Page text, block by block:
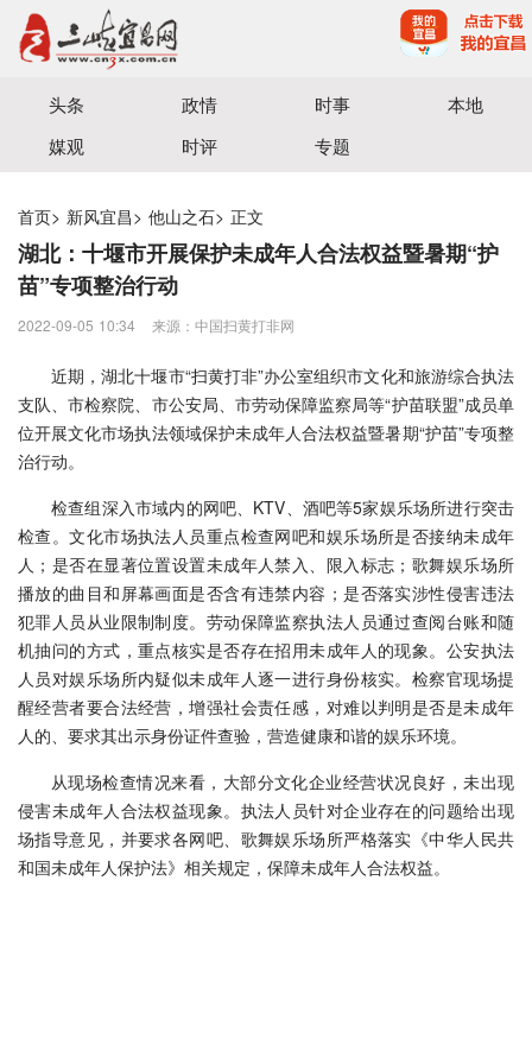
宜昌三峡融媒体中心主办
头条 政情 时事
本地
媒观
时评 专题
首页> 新风宜昌> 他山之石> 正文
湖北：十堰市开展保护未成年人合法权益暨暑期“护
苗”专项整治行动
2022-09-05 10:34 来源：中国扫黄打非网
近期，湖北十堰市“扫黄打非”办公室组织市文化和旅游综合执法
支队、市检察院、市公安局、市劳动保障监察局等“护苗联盟”成员单
位开展文化市场执法领域保护未成年人合法权益暨暑期“护苗”专项整
治行动。
检查组深入市域内的网吧、KTV、酒吧等5家娱乐场所进行突击
检查。文化市场执法人员重点检查网吧和娱乐场所是否接纳未成年
人；是否在显著位置设置未成年人禁入、限入标志；歌舞娱乐场所
播放的曲目和屏幕画面是否含有违禁内容；是否落实涉性侵害违法
犯罪人员从业限制制度。劳动保障监察执法人员通过查阅台账和随
机抽问的方式，重点核实是否存在招用未成年人的现象。公安执法
人员对娱乐场所内疑似未成年人逐一进行身份核实。检察官现场提
醒经营者要合法经营，增强社会责任感，对难以判明是否是未成年
人的、要求其出示身份证件查验，营造健康和谐的娱乐环境。
从现场检查情况来看，大部分文化企业经营状况良好，未出现
侵害未成年人合法权益现象。执法人员针对企业存在的问题给出现
场指导意见，并要求各网吧、歌舞娱乐场所严格落实《中华人民共
和国未成年人保护法》相关规定，保障未成年人合法权益。